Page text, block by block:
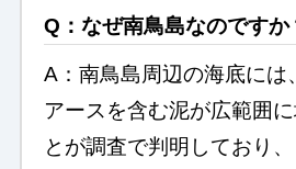
Q：なぜ南鳥島なのですか
A：南鳥島周辺の海底には
アースを含む泥が広範囲
とが調査で判明しており